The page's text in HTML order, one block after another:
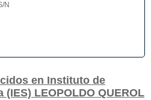
N
en Instituto de
LEOPOLDO QUEROL